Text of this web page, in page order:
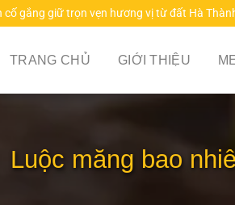
cố gắng giữ trọn vẹn hương vị từ đất Hà
TRANG CHỦ GIỚI THIỆU
Luộc măng bao